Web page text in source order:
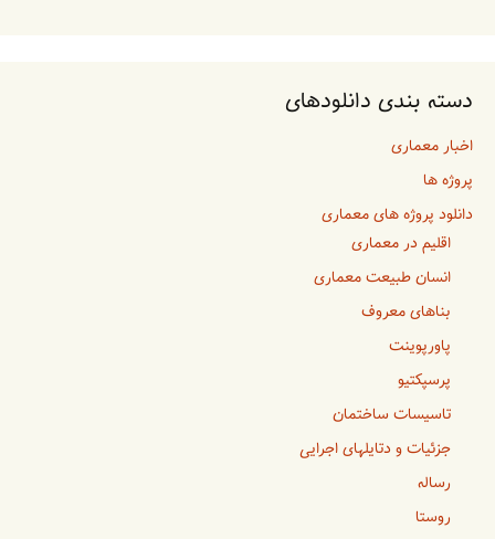
دسته بندی دانلودهای
اخبار معماری
پروژه ها
دانلود پروژه های معماری
اقلیم در معماری
انسان طبیعت معماری
بناهای معروف
پاورپوینت
پرسپکتیو
تاسیسات ساختمان
جزئیات و دتایلهای اجرایی
رساله
روستا